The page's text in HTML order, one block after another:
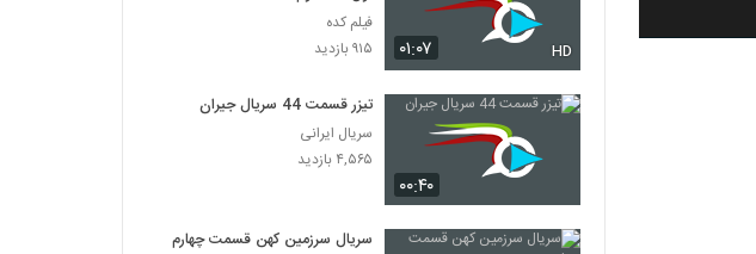
۰۱:۰۷ HD
فیلم کده
۹۱۵ بازدید
۰۰:۴۰
تیزر قسمت 44 سریال جیران
سریال ایرانی
۴,۵۶۵ بازدید
سریال سرزمین کهن قسمت چهارم